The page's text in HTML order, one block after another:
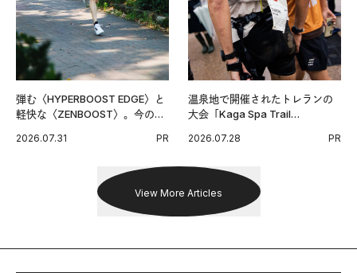
弾む〈HYPERBOOST EDGE〉と
軽快な〈ZENBOOST〉。今の時
出した新機軸。
2026.07.31 PR
温泉地で開催されたトレランの
大会「Kaga Spa Trail
戦を夢見るランナーたちの奮闘
2026.07.28 PR
View More Articles